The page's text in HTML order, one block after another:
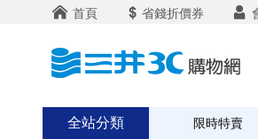
首頁 省錢折價券
全站分類 限時特賣